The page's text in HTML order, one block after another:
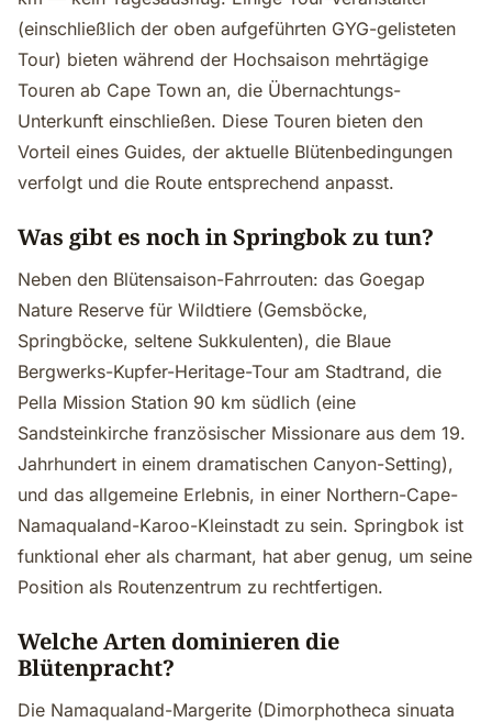
(einschließlich der oben aufgeführten GYG-gelisteten
Tour) bieten während der Hochsaison mehrtägige
Touren ab Cape Town an, die Übernachtungs-
Unterkunft einschließen. Diese Touren bieten den
Vorteil eines Guides, der aktuelle Blütenbedingungen
verfolgt und die Route entsprechend anpasst.
Was gibt es noch in Springbok zu tun?
Neben den Blütensaison-Fahrrouten: das Goegap
Nature Reserve für Wildtiere (Gemsböcke,
Springböcke, seltene Sukkulenten), die Blaue
Bergwerks-Kupfer-Heritage-Tour am Stadtrand, die
Pella Mission Station 90 km südlich (eine
Sandsteinkirche französischer Missionare aus dem 19.
Jahrhundert in einem dramatischen Canyon-Setting),
und das allgemeine Erlebnis, in einer Northern-Cape-
Namaqualand-Karoo-Kleinstadt zu sein. Springbok ist
funktional eher als charmant, hat aber genug, um seine
Position als Routenzentrum zu rechtfertigen.
Welche Arten dominieren die
Blütenpracht?
Die Namaqualand-Margerite (Dimorphotheca sinuata